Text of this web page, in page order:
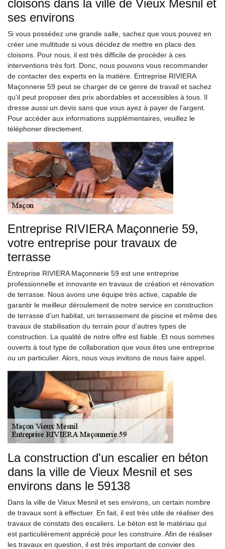
cloisons dans la ville de Vieux Mesnil et
ses environs
Si vous possédez une grande salle, sachez que vous pouvez en
créer une multitude si vous décidez de mettre en place des
cloisons. Pour nous, il est très difficile de procéder à ces
interventions très fort. Donc, nous pouvons vous recommander
de contacter des experts en la matière. Entreprise RIVIERA
Maçonnerie 59 peut se charger de ce genre de travail et sachez
qu'il peut proposer des prix abordables et accessibles à tous. Il
dresse aussi un devis sans que vous ayez à payer de l'argent.
Pour accéder aux informations supplémentaires, veuillez le
téléphoner directement.
Entreprise RIVIERA Maçonnerie 59,
votre entreprise pour travaux de
terrasse
Entreprise RIVIERA Maçonnerie 59 est une entreprise
professionnelle et innovante en travaux de création et rénovation
de terrasse. Nous avons une équipe très active, capable de
garantir le meilleur déroulement de notre service en construction
de terrasse d’un habitat, un terrassement de piscine et même des
travaux de stabilisation du terrain pour d’autres types de
construction. La qualité de notre offre est fiable. Et nous sommes
ouverts à tout type de collaboration que vous êtes une entreprise
ou un particulier. Alors, nous vous invitons de nous faire appel.
La construction d'un escalier en béton
dans la ville de Vieux Mesnil et ses
environs dans le 59138
Dans la ville de Vieux Mesnil et ses environs, un certain nombre
de travaux sont à effectuer. En fait, il est très utile de réaliser des
travaux de constats des escaliers. Le béton est le matériau qui
est particulièrement apprécié pour les construire. Afin de réaliser
les travaux en question, il est très important de convier des